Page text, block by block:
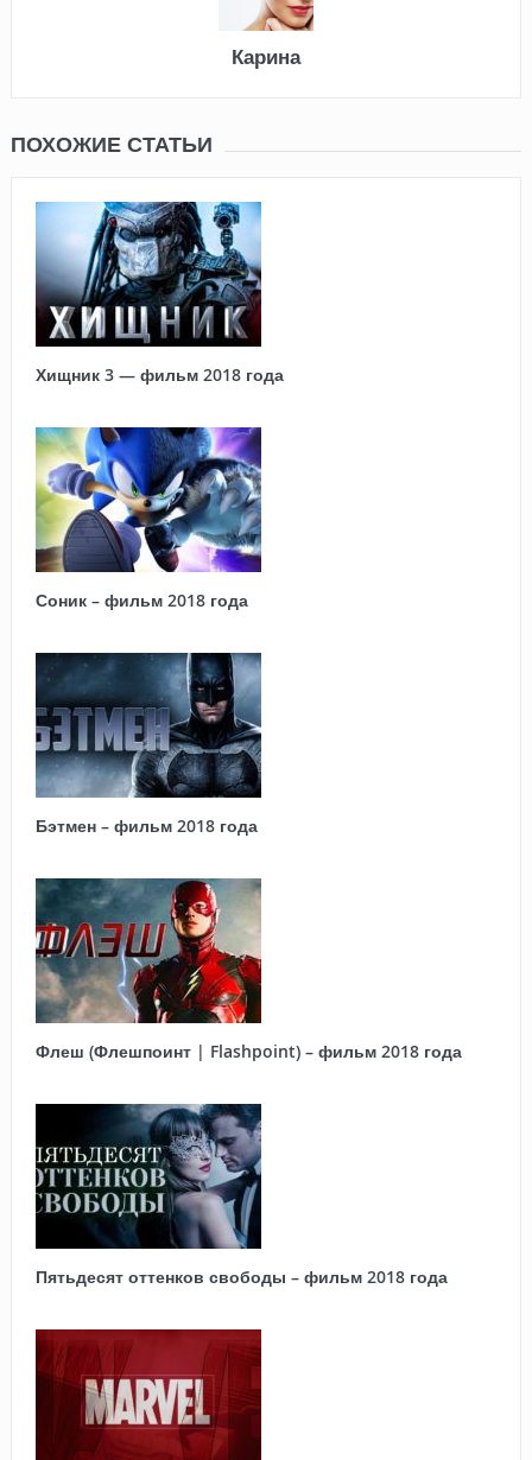
Карина
ПОХОЖИЕ СТАТЬИ
Хищник 3 — фильм 2018 года
Соник – фильм 2018 года
Бэтмен – фильм 2018 года
Флеш (Флешпоинт | Flashpoint) – фильм 2018 года
Пятьдесят оттенков свободы – фильм 2018 года